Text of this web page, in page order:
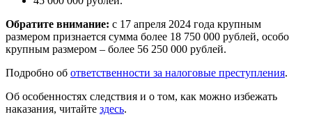
Обратите внимание: с 17 апреля 2024 года крупным
размером признается сумма более 18 750 000 рублей, особо
крупным размером – более 56 250 000 рублей.
Подробно об ответственности за налоговые преступления.
Об особенностях следствия и о том, как можно избежать
наказания, читайте здесь.